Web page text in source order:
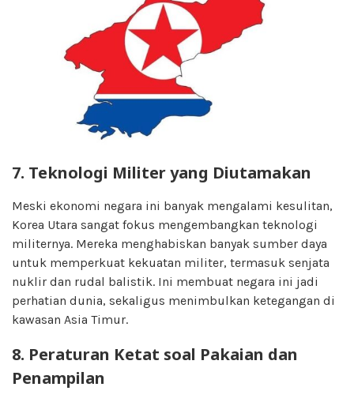
7. Teknologi Militer yang Diutamakan
Meski ekonomi negara ini banyak mengalami kesulitan,
Korea Utara sangat fokus mengembangkan teknologi
militernya. Mereka menghabiskan banyak sumber daya
untuk memperkuat kekuatan militer, termasuk senjata
nuklir dan rudal balistik. Ini membuat negara ini jadi
perhatian dunia, sekaligus menimbulkan ketegangan di
kawasan Asia Timur.
8. Peraturan Ketat soal Pakaian dan
Penampilan